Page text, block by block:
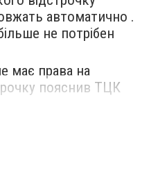
автоматично .
не потрібен
має права на
пояснив ТЦК